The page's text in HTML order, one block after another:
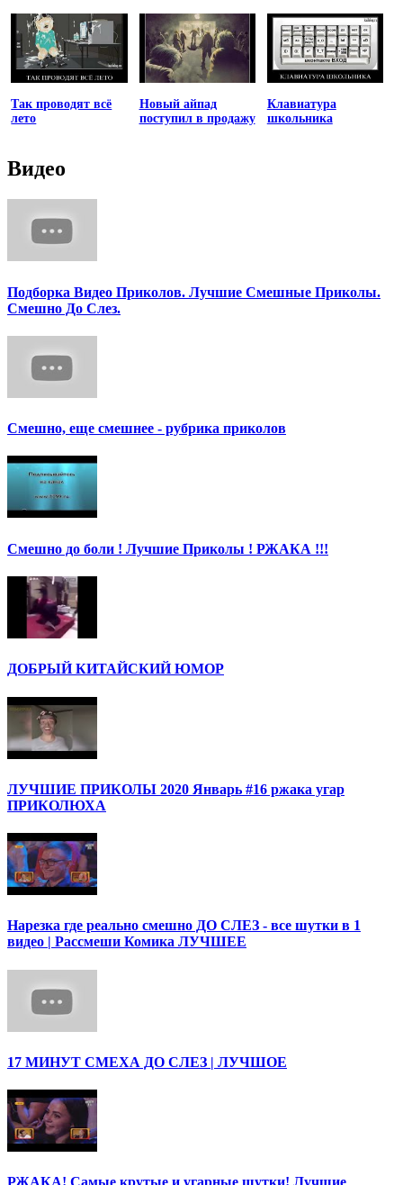
Так проводят всё
лето
Новый айпад
поступил в продажу
Клавиатура
школьника
Видео
Подборка Видео Приколов. Лучшие Смешные Приколы.
Смешно До Слез.
Смешно, еще смешнее - рубрика приколов
Смешно до боли ! Лучшие Приколы ! РЖАКА !!!
ДОБРЫЙ КИТАЙСКИЙ ЮМОР
ЛУЧШИЕ ПРИКОЛЫ 2020 Январь #16 ржака угар
ПРИКОЛЮХА
Нарезка где реально смешно ДО СЛЕЗ - все шутки в 1
видео | Рассмеши Комика ЛУЧШЕЕ
17 МИНУТ СМЕХА ДО СЛЕЗ | ЛУЧШОЕ